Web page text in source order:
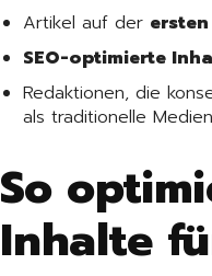
Artikel auf der
SEO-optimierte
Redaktionen, die
als traditionelle
So
Inhalte